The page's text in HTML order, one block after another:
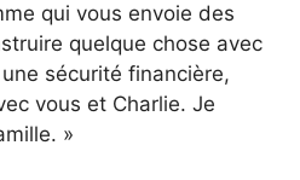
qui vous envoie des
quelque chose avec
sécurité financière,
vous et Charlie. Je
»